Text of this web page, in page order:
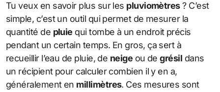
Tu veux en savoir plus sur les pluviomètres? C’est
simple, c’est un outil qui permet de mesurer la
quantité de pluie qui tombe à un endroit précis
pendant un certain temps. En gros, ça sert à
recueillir l’eau de pluie, de neige ou degrésil dans
un récipient pour calculer combien il y en a,
généralement en millimètres. Ces mesures sont